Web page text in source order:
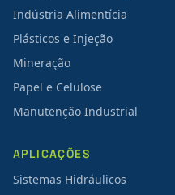
Indústria Alimentícia
Plásticos e Injeção
Mineração
Papel e Celulose
Manutenção Industrial
APLICAÇÕES
Sistemas Hidráulicos